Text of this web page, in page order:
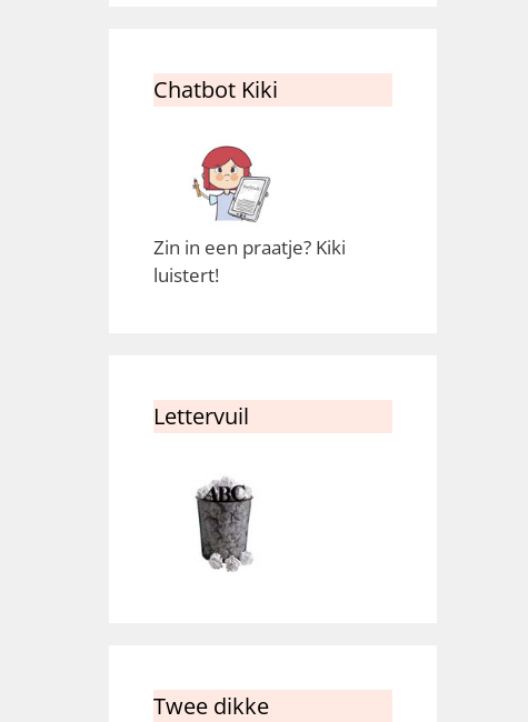
Chatbot Kiki
Zin in een praatje? Kiki
luistert!
Lettervuil
Twee dikke